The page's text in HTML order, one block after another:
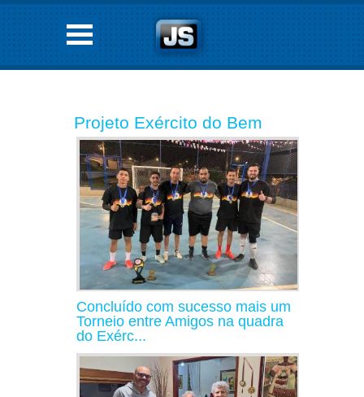
Projeto Exército do Bem
Concluído com sucesso mais um
Torneio entre Amigos na quadra
do Exérc...